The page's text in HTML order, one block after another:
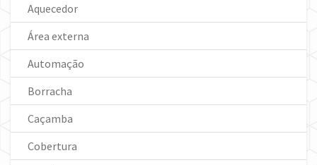
Aquecedor
Área externa
Automação
Borracha
Caçamba
Cobertura